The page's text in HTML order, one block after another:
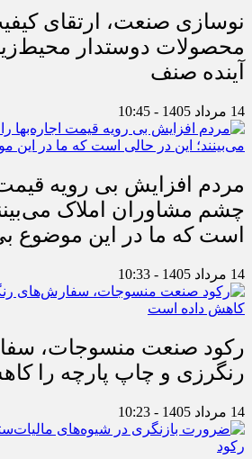
نوسازی صنعت، ارتقای
محصولات دوستدار
آینده صنف
14 مرداد 1405 - 10:45
مردم افزایش بی رویه قیمت
چشم مشاوران املاک
است که ما در این موضوع
14 مرداد 1405 - 10:33
رکود صنعت منسوجات،
رنگرزی و چاپ پارچه را
14 مرداد 1405 - 10:23